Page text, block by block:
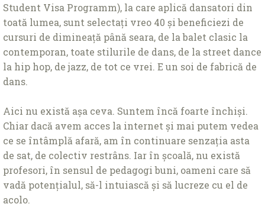
Student Visa Programm), la care aplică dansatori din
toată lumea, sunt selectați vreo 40 și beneficiezi de
cursuri de dimineață până seara, de la balet clasic la
contemporan, toate stilurile de dans, de la street dance
la hip hop, de jazz, de tot ce vrei. E un soi de fabrică de
dans.
Aici nu există așa ceva. Suntem încă foarte închiși.
Chiar dacă avem acces la internet și mai putem vedea
ce se întâmplă afară, am în continuare senzația asta
de sat, de colectiv restrâns. Iar în școală, nu există
profesori, în sensul de pedagogi buni, oameni care să
vadă potențialul, să-l intuiască și să lucreze cu el de
acolo.